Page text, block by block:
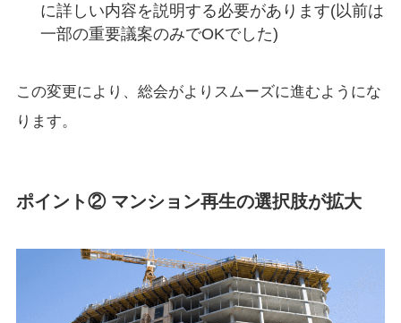
に詳しい内容を説明する必要があります(以前は
一部の重要議案のみでOKでした)
この変更により、総会がよりスムーズに進むようにな
ります。
ポイント② マンション再生の選択肢が拡大